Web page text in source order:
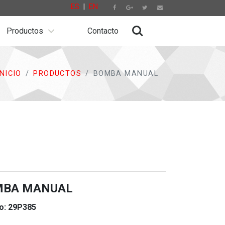
ES EN
Productos Contacto
PRODUCTOS BOMBA MANUAL
MANUAL
29P385